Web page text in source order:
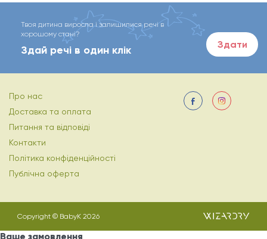
Твоя дитина виросла і залишилися речі в
хорошому стані?
Здай речі в один клік Здати
Про нас
Доставка та оплата
Питання та відповіді
Контакти
Політика конфіденційності
Публічна оферта
Copyright © BabyK 2026
Ваше замовлення